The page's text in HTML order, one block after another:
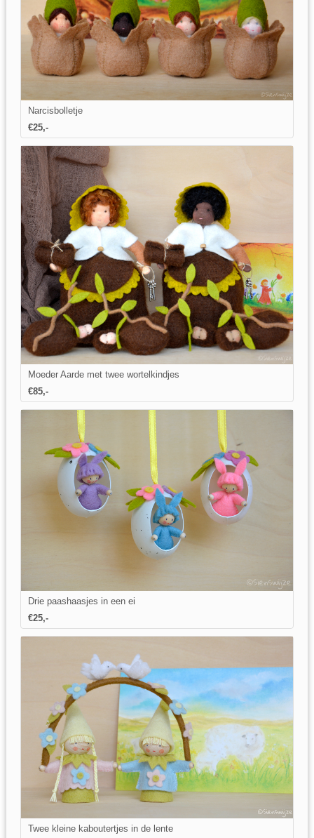
Narcisbolletje
€25,-
Moeder Aarde met twee wortelkindjes
€85,-
Drie paashaasjes in een ei
€25,-
Twee kleine kaboutertjes in de lente